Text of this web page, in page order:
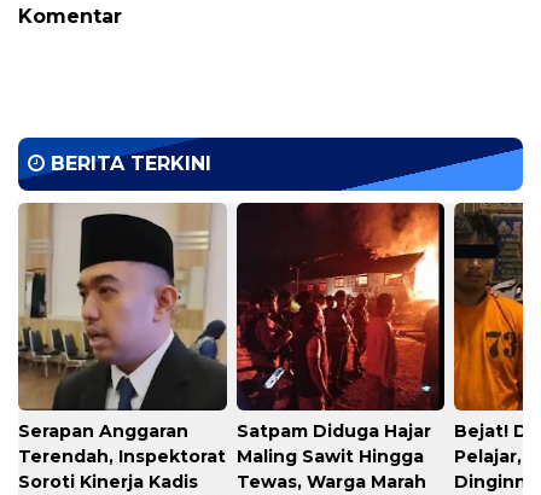
Komentar
BERITA TERKINI
Serapan Anggaran
Terendah, Inspektorat
Soroti Kinerja Kadis
​Satpam Diduga Hajar
Maling Sawit Hingga
Tewas, Warga Marah
​Bejat!
Pelajar,